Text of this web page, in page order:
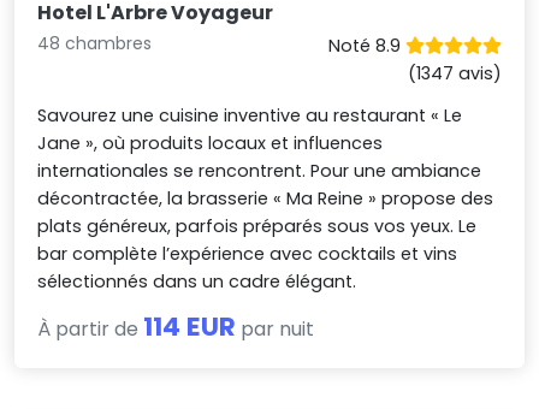
Hotel L'Arbre Voyageur
48 chambres
Noté 8.9
(1347 avis)
Savourez une cuisine inventive au restaurant « Le
Jane », où produits locaux et influences
internationales se rencontrent. Pour une ambiance
décontractée, la brasserie « Ma Reine » propose des
plats généreux, parfois préparés sous vos yeux. Le
bar complète l’expérience avec cocktails et vins
sélectionnés dans un cadre élégant.
À partir de 114 EUR par nuit